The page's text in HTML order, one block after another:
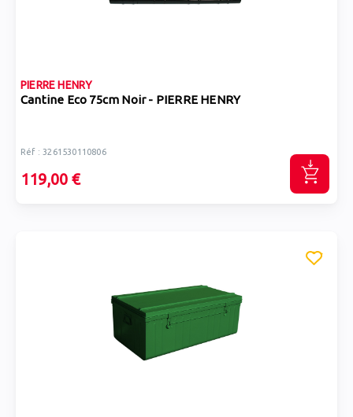
PIERRE HENRY
Cantine Eco 75cm Noir - PIERRE HENRY
Réf : 3261530110806
119,00 €